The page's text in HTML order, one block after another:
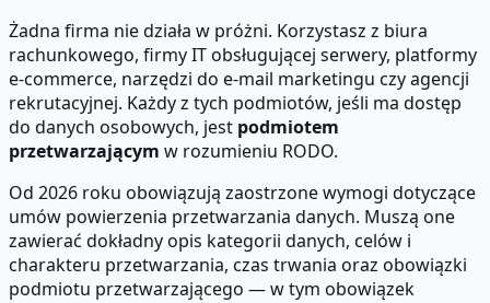
Żadna firma nie działa w próżni. Korzystasz z biura
rachunkowego, firmy IT obsługującej serwery, platformy
e-commerce, narzędzi do e-mail marketingu czy agencji
rekrutacyjnej. Każdy z tych podmiotów, jeśli ma dostęp
do danych osobowych, jest podmiotem
przetwarzającym w rozumieniu RODO.
Od 2026 roku obowiązują zaostrzone wymogi dotyczące
umów powierzenia przetwarzania danych. Muszą one
zawierać dokładny opis kategorii danych, celów i
charakteru przetwarzania, czas trwania oraz obowiązki
podmiotu przetwarzającego — w tym obowiązek